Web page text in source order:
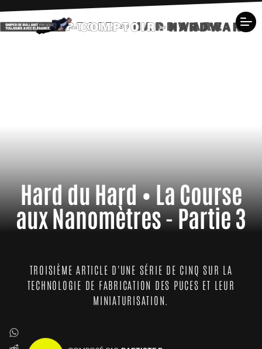
Hard du Hard • La Course
aux Nanomètres - Partie 3
TROISIÈME ARTICLE D'UNE SÉRIE DE CINQ SUR LA
TECHNOLOGIE DE FABRICATION DES PUCES ET LEUR
MINIATURISATION.